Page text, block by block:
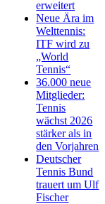
erweitert
Neue Ära im
Welttennis:
ITF wird zu
„World
Tennis“
36.000 neue
Mitglieder:
Tennis
wächst 2026
stärker als in
den Vorjahren
Deutscher
Tennis Bund
trauert um Ulf
Fischer